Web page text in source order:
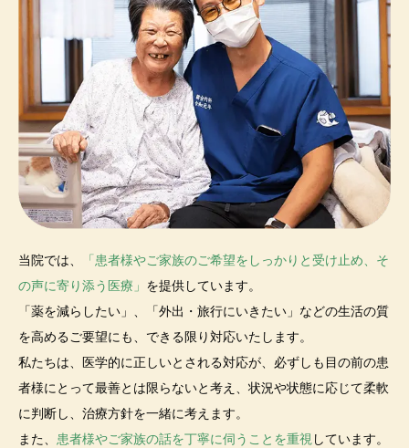
当院では、
「患者様やご家族のご希望をしっかりと受け止め、そ
の声に寄り添う医療」 を提供しています。
「薬を減らしたい」、「外出・旅行にいきたい」などの生活の質
を高めるご要望にも、できる限り対応いたします。
私たちは、医学的に正しいとされる対応が、必ずしも目の前の患
者様にとって最善とは限らないと考え、状況や状態に応じて柔軟
に判断し、治療方針を一緒に考えます。
また、 患者様やご家族の話を丁寧に伺うことを重視しています。